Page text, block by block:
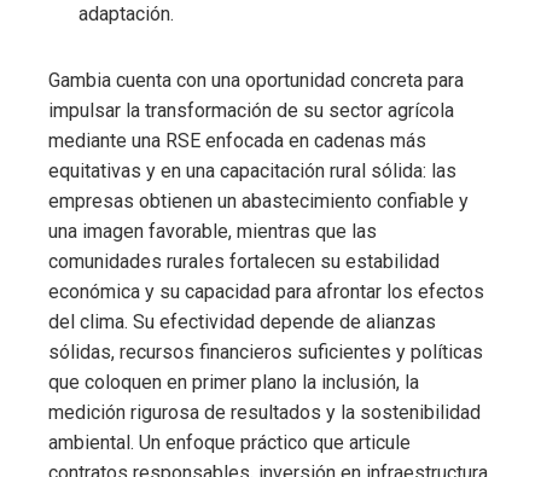
adaptación.
Gambia cuenta con una oportunidad concreta para
impulsar la transformación de su sector agrícola
mediante una RSE enfocada en cadenas más
equitativas y en una capacitación rural sólida: las
empresas obtienen un abastecimiento confiable y
una imagen favorable, mientras que las
comunidades rurales fortalecen su estabilidad
económica y su capacidad para afrontar los efectos
del clima. Su efectividad depende de alianzas
sólidas, recursos financieros suficientes y políticas
que coloquen en primer plano la inclusión, la
medición rigurosa de resultados y la sostenibilidad
ambiental. Un enfoque práctico que articule